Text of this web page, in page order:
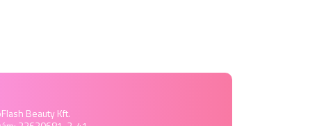
Beauty Kft.